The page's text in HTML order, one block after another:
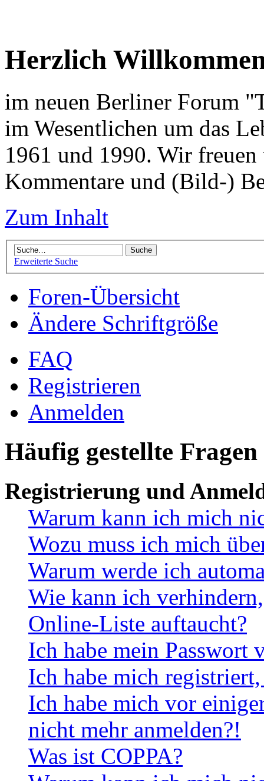
Herzlich
im neuen Berliner Forum
im Wesentlichen um das
1961 und 1990. Wir freuen
Kommentare und (Bild-)
Zum Inhalt
Erweiterte Suche
Foren-Übersicht
Ändere Schriftgröße
FAQ
Registrieren
Anmelden
Häufig gestellte Fragen
Registrierung und
Warum kann ich mich
Wozu muss ich mich
Warum werde ich
Wie kann ich
Online-Liste auftaucht?
Ich habe mein Passwort
Ich habe mich
Ich habe mich vor
nicht mehr anmelden?!
Was ist COPPA?